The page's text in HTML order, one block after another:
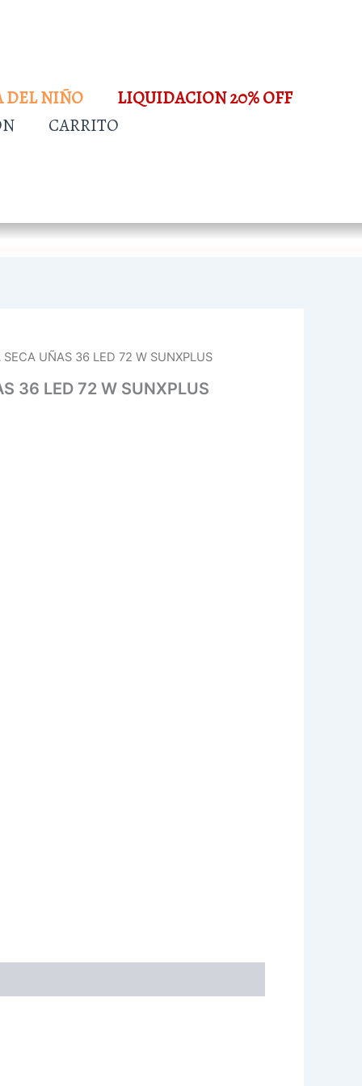
DEL NIÑO
LIQUIDACION 20% OFF
CARRITO
UÑAS 36 LED 72 W SUNXPLUS
36 LED 72 W SUNXPLUS